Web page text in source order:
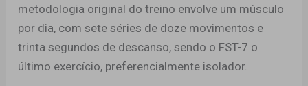
metodologia original do treino envolve um músculo
por dia, com sete séries de doze movimentos e
trinta segundos de descanso, sendo o FST-7 o
último exercício, preferencialmente isolador.